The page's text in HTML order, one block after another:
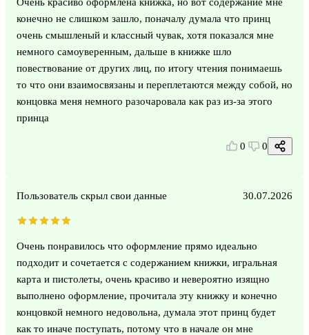
конечно не слишком зашло, поначалу думала что принц
очень смышленый и классный чувак, хотя показался мне
немного самоуверенным, дальше в книжке шло
повествование от других лиц, по итогу чтения понимаешь
то что они взаимосвязаны и переплетаются между собой, но
концовка меня немного разочаровала как раз из-за этого
принца
0 0
Пользователь скрыл свои данные 30.07.2026
Очень понравилось что оформление прямо идеально
подходит и сочетается с содержанием книжки, игральная
карта и пистолеты, очень красиво и невероятно изящно
выполнено оформление, прочитала эту книжку и конечно
концовкой немного недовольна, думала этот принц будет
как то иначе поступать, потому что в начале он мне